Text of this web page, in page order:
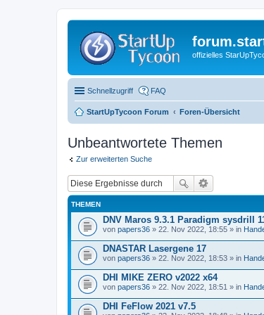
offizielles
Schnellzugriff FAQ
StartUpTycoon Forum Foren-Übersicht
Unbeantwortete Themen
Zur erweiterten Suche
THEMEN
DNV Maros 9.3.1 Paradigm sysdrill
von papers36 » 22. Nov 2022, 18:55 » in
DNASTAR Lasergene 17
von papers36 » 22. Nov 2022, 18:53 » in
DHI MIKE ZERO v2022 x64
von papers36 » 22. Nov 2022, 18:51 » in
DHI FeFlow 2021 v7.5